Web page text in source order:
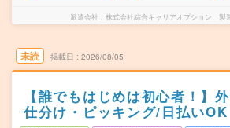
派遣会社 株式会社綜合キャリアオプション 製
未読 掲載日 2026/08/05
【誰でもはじめは初心者！】
仕分け・ピッキング/日払いOK